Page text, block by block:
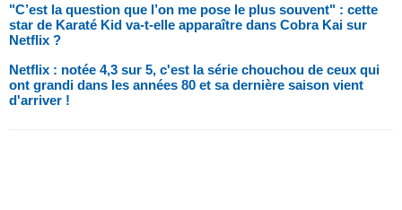
"C’est la question que l’on me pose le plus souvent" : cette
star de Karaté Kid va-t-elle apparaître dans Cobra Kai sur
Netflix ?
Netflix : notée 4,3 sur 5, c'est la série chouchou de ceux qui
ont grandi dans les années 80 et sa dernière saison vient
d'arriver !